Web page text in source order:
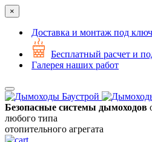
×
Доставка и монтаж под ключ
Бесплатный расчет и
Галерея наших работ
Безопасные системы дымоходов
любого типа
отопительного агрегата